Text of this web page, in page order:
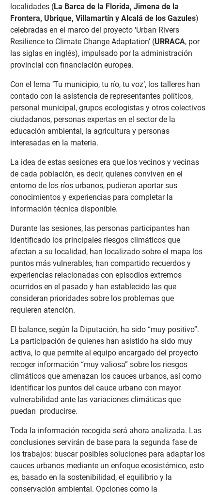
localidades (La Barca de la Florida, Jimena de la
Frontera, Ubrique, Villamartín y Alcalá de los Gazules)
celebradas en el marco del proyecto ‘Urban Rivers
Resilience to Climate Change Adaptation’ (URRACA, por
las siglas en inglés), impulsado por la administración
provincial con financiación europea.
Con el lema ‘Tu municipio, tu río, tu voz’, los talleres han
contado con la asistencia de representantes políticos,
personal municipal, grupos ecologistas y otros colectivos
ciudadanos, personas expertas en el sector de la
educación ambiental, la agricultura y personas
interesadas en la materia.
La idea de estas sesiones era que los vecinos y vecinas
de cada población, es decir, quienes conviven en el
entorno de los ríos urbanos, pudieran aportar sus
conocimientos y experiencias para completar la
información técnica disponible.
Durante las sesiones, las personas participantes han
identificado los principales riesgos climáticos que
afectan a su localidad, han localizado sobre el mapa los
puntos más vulnerables, han compartido recuerdos y
experiencias relacionadas con episodios extremos
ocurridos en el pasado y han establecido las que
consideran prioridades sobre los problemas que
requieren atención.
El balance, según la Diputación, ha sido “muy positivo”.
La participación de quienes han asistido ha sido muy
activa, lo que permite al equipo encargado del proyecto
recoger información “muy valiosa” sobre los riesgos
climáticos que amenazan los cauces urbanos, así como
identificar los puntos del cauce urbano con mayor
vulnerabilidad ante las variaciones climáticas que
puedan producirse.
Toda la información recogida será ahora analizada. Las
conclusiones servirán de base para la segunda fase de
los trabajos: buscar posibles soluciones para adaptar los
cauces urbanos mediante un enfoque ecosistémico, esto
es, basado en la sostenibilidad, el equilibrio y la
conservación ambiental. Opciones como la